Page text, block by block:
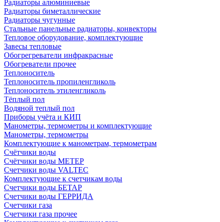
Радиаторы алюминиевые
Радиаторы биметаллические
Радиаторы чугунные
Стальные панельные радиаторы, конвекторы
Тепловое оборудование, комплектующие
Завесы тепловые
Обогрегреватели инфракрасные
Обогреватели прочее
Теплоноситель
Теплоноситель пропиленгликоль
Теплоноситель этиленгликоль
Тёплый пол
Водяной теплый пол
Приборы учёта и КИП
Манометры, термометры и комплектующие
Манометры, термометры
Комплектующие к манометрам, термометрам
Счётчики воды
Счётчики воды МЕТЕР
Счетчики воды VALTEC
Комплектующие к счетчикам воды
Счетчики воды БЕТАР
Счетчики воды ГЕРРИДА
Счетчики газа
Счетчики газа прочее